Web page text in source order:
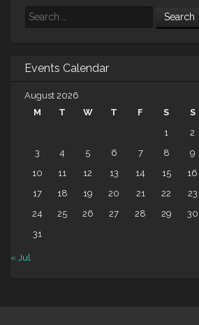
Search
Events Calendar
August 2026
M
T W T F S
S
1
2
3
4 5 6 7 8
9
10
11 12 13 14 15
16
17
18 19 20 21 22
23
24
25 26 27 28 29
30
31
« Jul